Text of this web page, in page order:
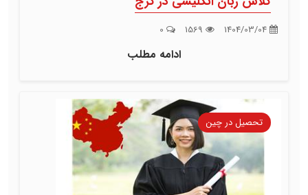
ادامه مطلب
تحصیل در چین